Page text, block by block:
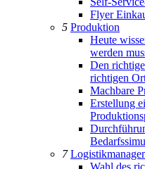
Flyer
5 Produktion
Heute
werden
Den
richtigen
Machbare
Erstellung
7
Wahl des